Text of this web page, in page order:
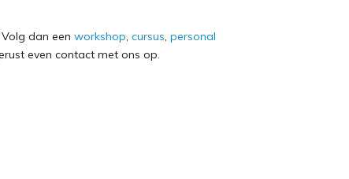
dan een workshop, cursus, personal
even contact met ons op.